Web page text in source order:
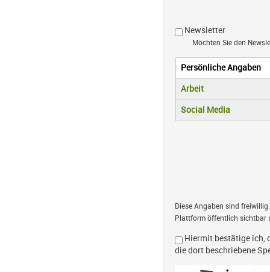
Newsletter
Möchten Sie den
Vertikale
Persönliche Angaben
(aktiver Reiter)
Arbeit
Social Media
Diese Angaben sind
Plattform öffentlich sichtbar
Hiermit bestätige ich,
die dort beschriebene